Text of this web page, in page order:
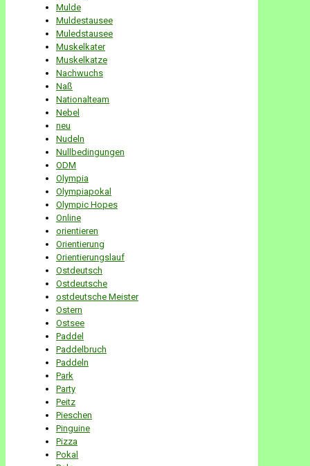
Mulde
Muldestausee
Muledstausee
Muskelkater
Muskelkatze
Nachwuchs
Naß
Nationalteam
Nebel
neu
Nudeln
Nullbedingungen
ODM
Olympia
Olympiapokal
Olympic Hopes
Online
orientieren
Orientierung
Orientierungslauf
Ostdeutsch
Ostdeutsche
ostdeutsche Meister
Ostern
Ostsee
Paddel
Paddelbruch
Paddeln
Park
Party
Peitz
Pieschen
Pinguine
Pizza
Pokal